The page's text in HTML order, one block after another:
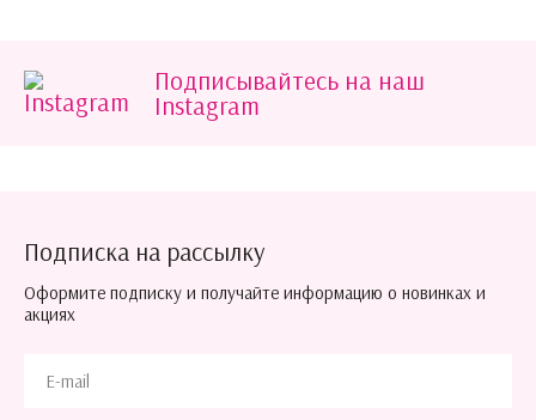
Подписывайтесь на наш
Instagram
Подписка на рассылку
Оформите подписку и получайте информацию о новинках и
акциях